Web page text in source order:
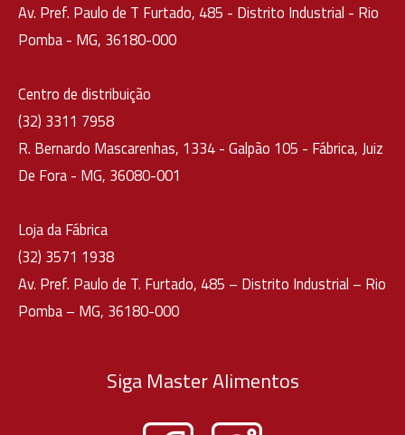
Av. Pref. Paulo de T Furtado, 485 - Distrito Industrial - Rio
Pomba - MG, 36180-000
Centro de distribuição
(32) 3311 7958
R. Bernardo Mascarenhas, 1334 - Galpão 105 - Fábrica, Juiz
De Fora - MG, 36080-001
Loja da Fábrica
(32) 3571 1938
Av. Pref. Paulo de T. Furtado, 485 – Distrito Industrial – Rio
Pomba – MG, 36180-000
Siga Master Alimentos